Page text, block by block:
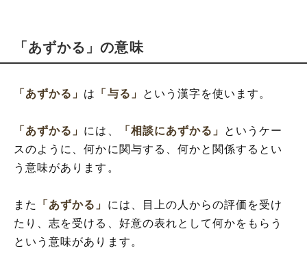
「あずかる」の意味
「あずかる」 は 「与る」 という漢字を使います。
「あずかる」 には、 「相談にあずかる」
というケー
スのように、何かに関与する、何かと関係するとい
う意味があります。
また 「あずかる」 には、目上の人からの評価を受け
たり、志を受ける、好意の表れとして何かをもらう
という意味があります。